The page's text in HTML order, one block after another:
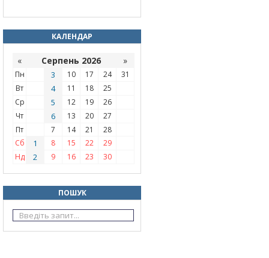
КАЛЕНДАР
« Серпень 2026 »
Пн 3 10 17 24
31
Вт
4 11 18
25
Ср
5 12 19
26
Чт
6 13 20
27
Пт
7 14 21
28
Сб
1 8 15 22
29
Нд
2 9 16 23 30
ПОШУК